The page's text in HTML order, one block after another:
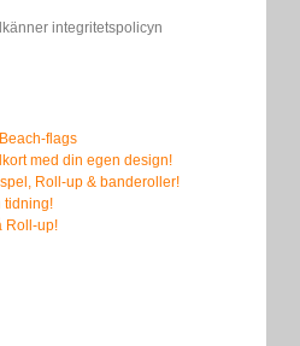
integritetspolicyn
flags
med din egen design!
Roll-up & banderoller!
tidning!
Roll-up!